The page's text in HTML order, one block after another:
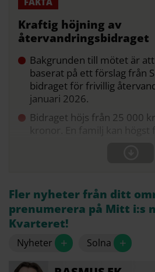
Kraftig höjning av
återvandringsbidraget
Bakgrunden till mötet är
baserat på ett förslag från
bidraget för frivillig
januari 2026.
Bidraget höjs från 25 000
kronor. En familj kan högst
Fler nyheter från ditt
prenumerera på Mitt i:s
Kvarteret!
Nyheter + Solna +